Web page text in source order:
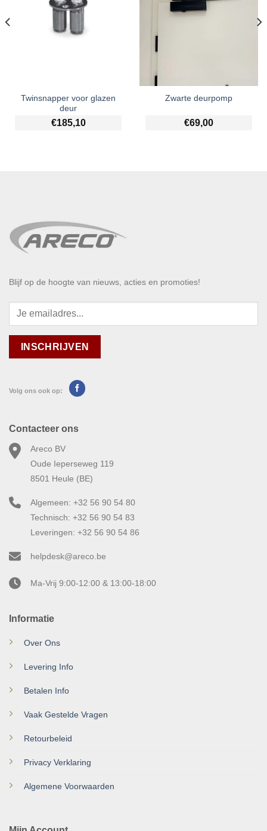
Twinsnapper voor glazen
deur
€185,10
Zwarte deurpomp
€69,00
Blijf op de hoogte van nieuws, acties en promoties!
Volg ons ook op:
Informatie
Over Ons
Levering Info
Betalen Info
Vaak Gestelde Vragen
Retourbeleid
Privacy Verklaring
Algemene Voorwaarden
Contacteer ons
Areco BV
Oude Ieperseweg 119
8501 Heule (BE)
Algemeen: +32 56 90 54 80
Technisch: +32 56 90 54 83
Leveringen: +32 56 90 54 86
helpdesk@areco.be
Ma-Vrij 9:00-12:00 & 13:00-18:00